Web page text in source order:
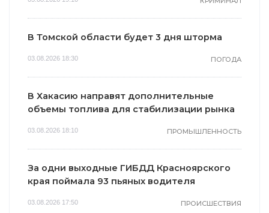
В Томской области будет 3 дня шторма
03.08.2026 18:30 ПОГОДА
В Хакасию направят дополнительные
объемы топлива для стабилизации рынка
03.08.2026 18:10 ПРОМЫШЛЕННОСТЬ
За одни выходные ГИБДД Красноярского
края поймала 93 пьяных водителя
03.08.2026 17:50 ПРОИСШЕСТВИЯ